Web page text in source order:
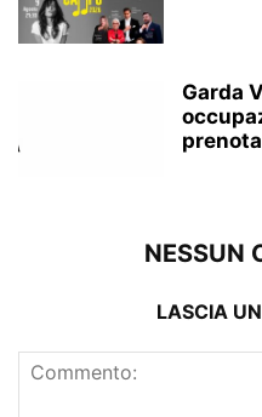
Garda
NESSUN
LASCIA